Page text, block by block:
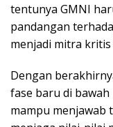
tentunya GMNI
pandangan
menjadi mitra
Dengan
fase baru di
mampu menjawab